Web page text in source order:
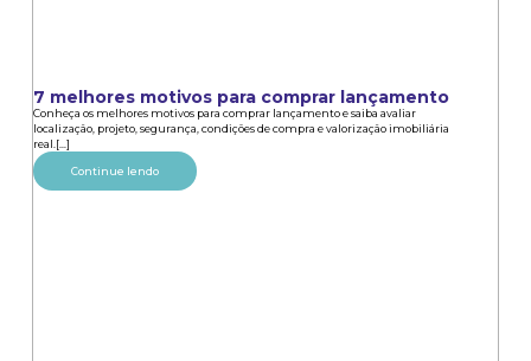
7 melhores motivos para comprar lançamento
Conheça os melhores motivos para comprar lançamento e saiba avaliar
localização, projeto, segurança, condições de compra e valorização imobiliária
real.[...]
Continue lendo